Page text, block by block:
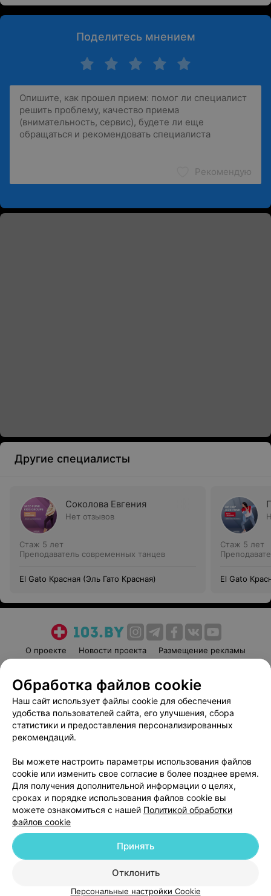
Поделитесь мнением
Рекомендую
Другие специалисты
Соколова Евгения
Нет отзывов
Стаж 5 лет
Преподаватель современных танцев
El Gato Красная (Эль Гато Красная)
Стаж 5 лет
El Gato
О проекте Новости проекта
Размещение рекламы
Пользовательское соглашение
Способы оплаты
Вакансии
Партнеры
Написать руководителю 103.by
Обработка персональных данных
© 2026 ООО «Артокс Лаб», УНП 191700409
| 220012, Республика Беларусь,
Служба поддержки +375 291212755
Обработка файлов cookie
Наш сайт использует файлы cookie для обеспечения
удобства пользователей сайта, его улучшения, сбора
статистики и предоставления персонализированных
рекомендаций.
Вы можете настроить параметры использования файлов
cookie или изменить свое согласие в более позднее время.
Для получения дополнительной информации о целях,
сроках и порядке использования файлов cookie вы
можете ознакомиться с нашей Политикой обработки
файлов cookie
Отклонить
Принять
Персональные настройки Cookie